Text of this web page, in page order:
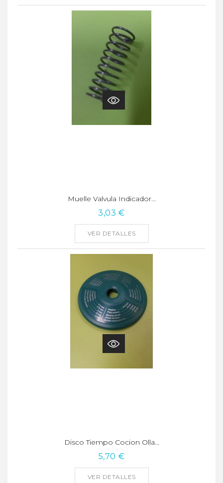
Muelle Valvula Indicador...
3,03 €
VER DETALLES
Disco Tiempo Cocion Olla...
5,70 €
VER DETALLES